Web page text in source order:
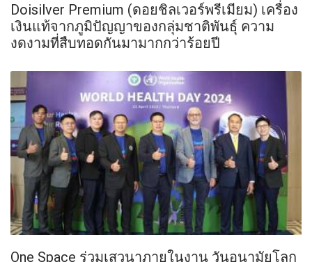
Doisilver Premium (ดอยชิลเวอร์พรีเมียม) เครื่อง
เงินแท้จากภูมิปัญญาของกลุ่มชาติพันธุ์ ความ
งดงามที่สืบทอดกันมามากกว่าร้อยปี
One Space ร่วมเสวนาภายในงาน วันอนามัยโลก